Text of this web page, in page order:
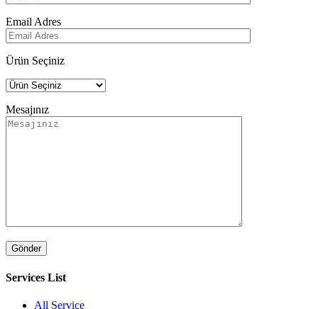
Email Adres
Ürün Seçiniz
Mesajınız
Services List
All Service